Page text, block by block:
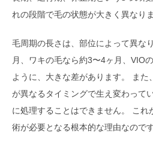
れの段階で毛の状態が大きく異なりま
毛周期の長さは、部位によって異な
月、ワキの毛なら約3〜4ヶ月、VIO
ように、大きな差があります。 ま
が異なるタイミングで生え変わって
に処理することはできません。 これ
術が必要となる根本的な理由なのです